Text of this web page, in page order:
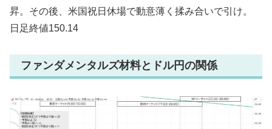
昇。その後、米国祝日休場で動意薄く揉み合いで引け。
日足終値150.14
ファンダメンタルズ材料とドル円の関係